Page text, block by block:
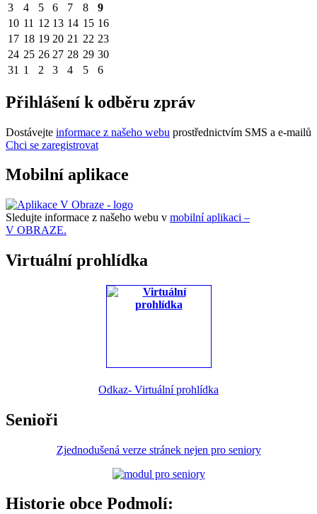
3
4 5 6 7 8
9
10 11 12 13 14 15 16
17 18 19 20 21 22 23
24 25 26 27 28 29 30
31 1 2 3 4 5 6
Přihlášení k odběru zpráv
Dostávejte informace z našeho webu prostřednictvím SMS a e-mailů
Chci se zaregistrovat
Mobilní aplikace
Sledujte informace z našeho webu v mobilní aplikaci –
V OBRAZE.
Virtuální prohlídka
Odkaz- Virtuální prohlídka
Senioři
Zjednodušená verze stránek nejen pro seniory
Historie obce Podmolí: